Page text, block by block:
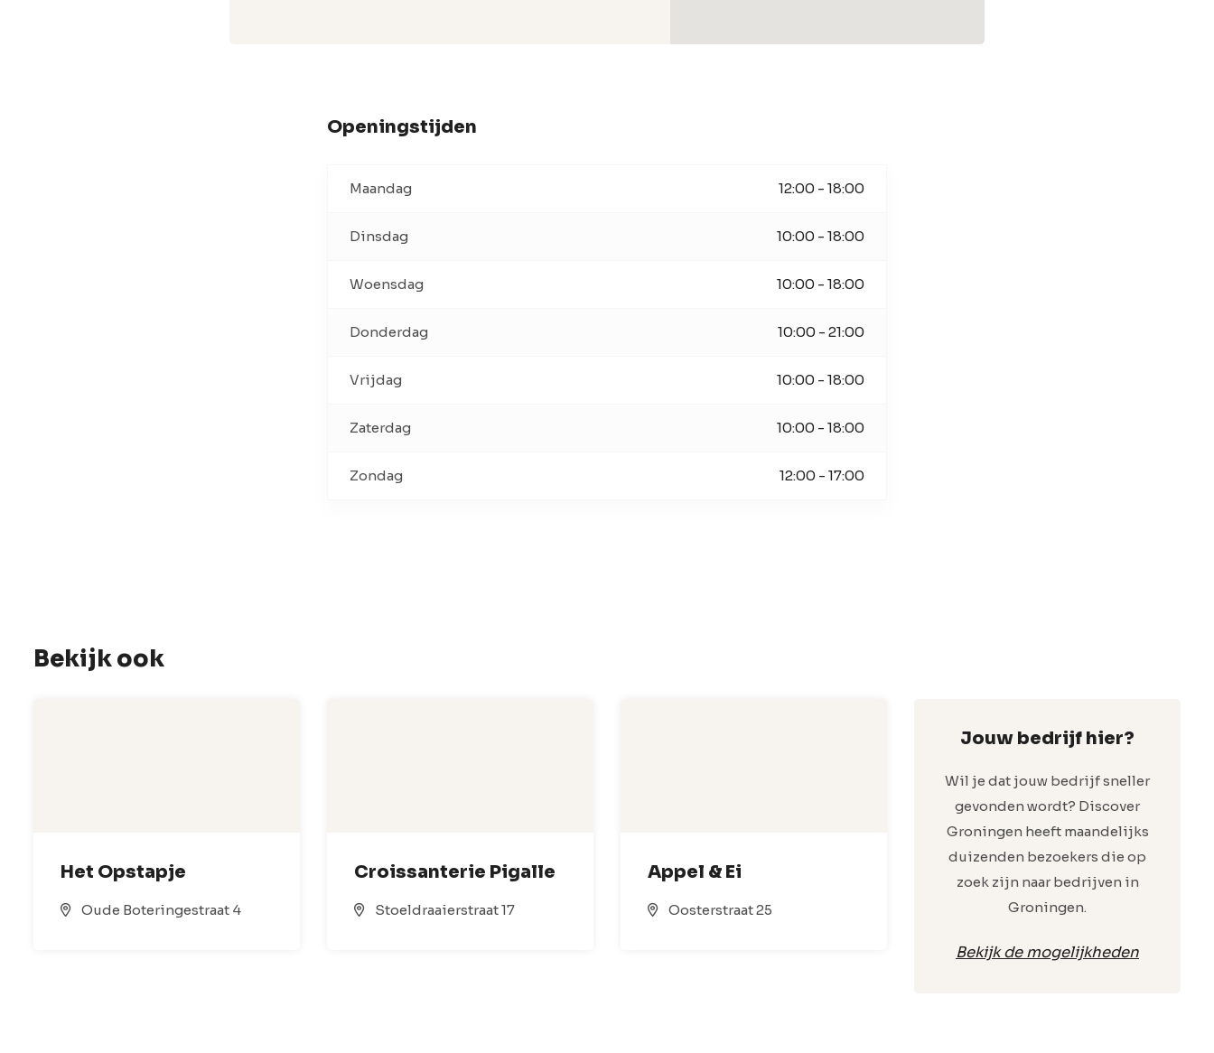
Openingstijden
Maandag 12:00 - 18:00
Dinsdag 10:00 - 18:00
Woensdag 10:00 - 18:00
Donderdag 10:00 - 21:00
Vrijdag 10:00 - 18:00
Zaterdag 10:00 - 18:00
Zondag 12:00 - 17:00
Bekijk ook
Het Opstapje
Oude Boteringestraat 4
Croissanterie Pigalle
Stoeldraaierstraat 17
Appel & Ei
Oosterstraat 25
Jouw bedrijf hier?
Wil je dat jouw bedrijf sneller
gevonden wordt? Discover
Groningen heeft maandelijks
duizenden bezoekers die op
zoek zijn naar bedrijven in
Groningen.
Bekijk de mogelijkheden